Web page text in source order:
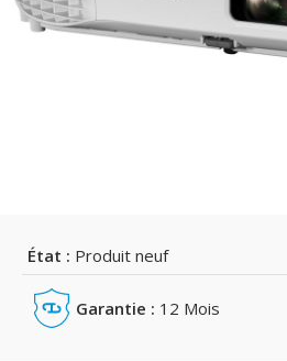
État : Produit neuf
Garantie : 12 Mois